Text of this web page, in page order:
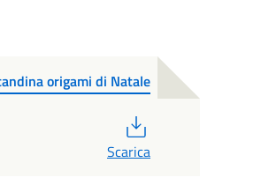
origami di Natale
Scarica